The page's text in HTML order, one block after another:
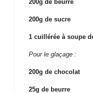
200g de beurre
200g de sucre
1 cuillérée à soupe
Pour le glaçage :
200g de chocolat
25g de beurre